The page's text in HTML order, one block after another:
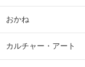
おかね
カルチャー・アート